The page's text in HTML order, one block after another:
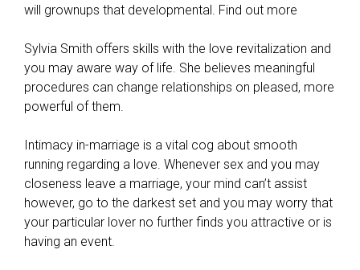
will grownups that developmental. Find out more
Sylvia Smith offers skills with the love revitalization and
you may aware way of life. She believes meaningful
procedures can change relationships on pleased, more
powerful of them.
Intimacy in-marriage is a vital cog about smooth
running regarding a love. Whenever sex and you may
closeness leave a marriage, your mind can’t assist
however, go to the darkest set and you may worry that
your particular lover no further finds you attractive or is
having an event.